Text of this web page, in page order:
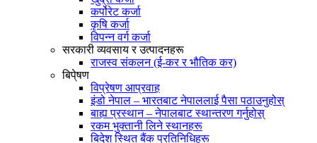
कर्पोरेट कर्जा
कृषि कर्जा
विपन्न वर्ग कर्जा
सरकारी व्यवसाय र उत्पादनहरू
राजस्व संकलन (ई-कर र भौतिक कर)
बिपे्षण
विप्रेषण आप्रवाह
इंडो नेपाल – भारतबाट नेपाललाई पैसा पठाउनुहोस्
बाह्य प्रस्थान – नेपालबाट स्थान्तरण गर्नुहोस्
रकम भुक्तानी लिने स्थानहरू
बिदेश स्थित बैंक प्रतिनिधिहरू